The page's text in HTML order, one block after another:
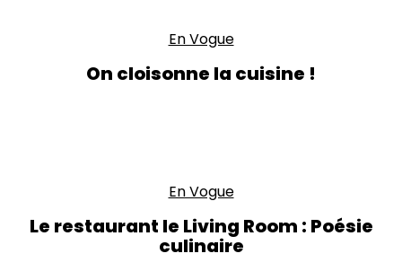
En Vogue
On cloisonne la cuisine !
En Vogue
Le restaurant le Living Room : Poésie
culinaire